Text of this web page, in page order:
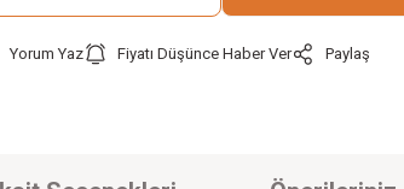
Yorum Yaz Fiyatı Düşünce Haber Ver Paylaş